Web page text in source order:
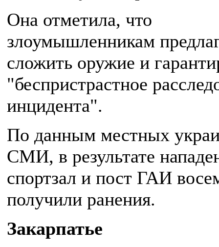
Она отметила, что
злоумышленникам
сложить оружие и
"беспристрастное
инцидента".
По данным местных
СМИ, в результате
спортзал и пост ГАИ
получили ранения.
Закарпатье